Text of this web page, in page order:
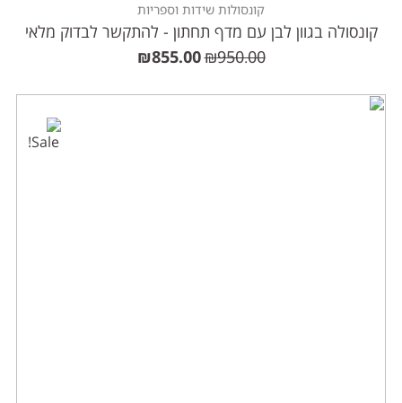
קונסולות שידות וספריות
קונסולה בגוון לבן עם מדף תחתון - להתקשר לבדוק מלאי
₪950.00
₪855.00